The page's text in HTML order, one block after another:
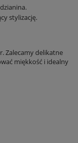
stylizację.
Zalecamy delikatne
miękkość i idealny